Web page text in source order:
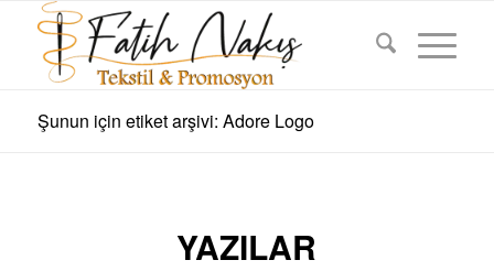
Şunun için etiket arşivi: Adore Logo
YAZILAR